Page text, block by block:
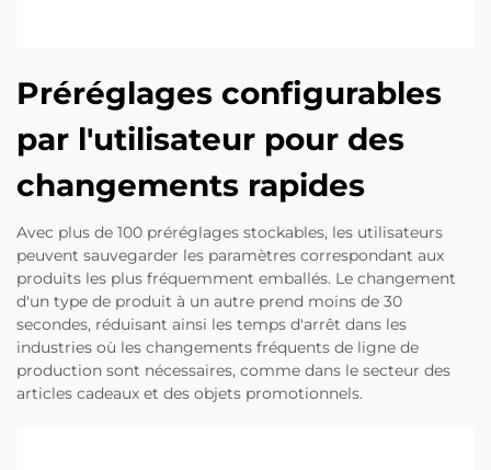
Préréglages configurables
par l'utilisateur pour des
changements rapides
Avec plus de 100 préréglages stockables, les utilisateurs
peuvent sauvegarder les paramètres correspondant aux
produits les plus fréquemment emballés. Le changement
d'un type de produit à un autre prend moins de 30
secondes, réduisant ainsi les temps d'arrêt dans les
industries où les changements fréquents de ligne de
production sont nécessaires, comme dans le secteur des
articles cadeaux et des objets promotionnels.